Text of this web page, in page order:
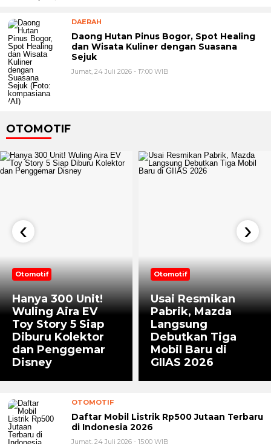
DAERAH
Daong Hutan Pinus Bogor, Spot Healing
dan Wisata Kuliner dengan Suasana
Sejuk
Jumat, 24 Juli 2026 - 17:00 WIB
OTOMOTIF
Otomotif
Hanya 300 Unit!
Wuling Aira EV
Toy Story 5 Siap
Diburu Kolektor
dan Penggemar
Disney
Otomotif
Usai Resmikan
Pabrik, Mazda
Langsung
Debutkan Tiga
Mobil Baru di
GIIAS 2026
‹ ›
OTOMOTIF
Daftar Mobil Listrik Rp500 Jutaan Terbaru
di Indonesia 2026
Jumat, 24 Juli 2026 - 15:00 WIB